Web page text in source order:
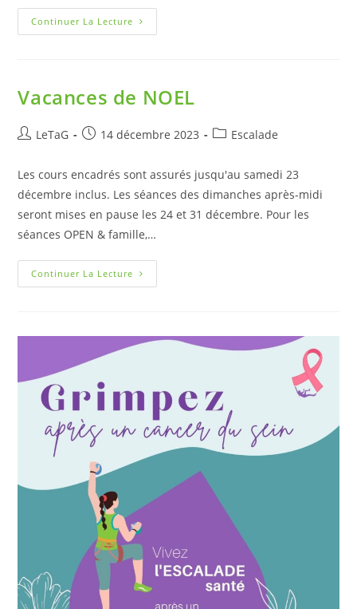
Continuer La Lecture
Vacances de NOEL
LeTaG 14 décembre 2023 Escalade
Les cours encadrés sont assurés jusqu'au samedi 23
décembre inclus. Les séances des dimanches après-midi
seront mises en pause les 24 et 31 décembre. Pour les
séances OPEN & famille,…
Continuer La Lecture